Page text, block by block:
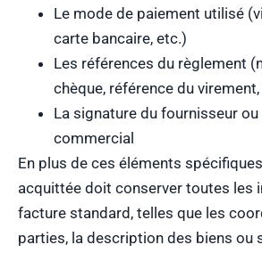
Le mode de paiement utilisé
carte bancaire, etc.)
Les références du règlement
chèque, référence du
La signature du fournisseur
commercial
En plus de ces éléments
acquittée doit conserver toutes les
facture standard, telles que les
parties, la description des biens ou